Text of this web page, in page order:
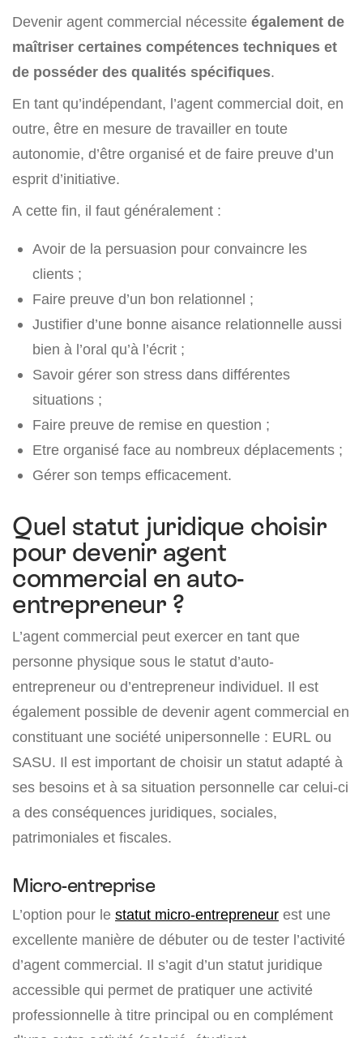
Devenir agent commercial nécessite également de
maîtriser certaines compétences techniques et
de posséder des qualités spécifiques.
En tant qu’indépendant, l’agent commercial doit, en
outre, être en mesure de travailler en toute
autonomie, d’être organisé et de faire preuve d’un
esprit d’initiative.
A cette fin, il faut généralement :
Avoir de la persuasion pour convaincre les
clients ;
Faire preuve d’un bon relationnel ;
Justifier d’une bonne aisance relationnelle aussi
bien à l’oral qu’à l’écrit ;
Savoir gérer son stress dans différentes
situations ;
Faire preuve de remise en question ;
Etre organisé face au nombreux déplacements ;
Gérer son temps efficacement.
Quel statut juridique choisir
pour devenir agent
commercial en auto-
entrepreneur ?
L’agent commercial peut exercer en tant que
personne physique sous le statut d’auto-
entrepreneur ou d’entrepreneur individuel. Il est
également possible de devenir agent commercial en
constituant une société unipersonnelle : EURL ou
SASU. Il est important de choisir un statut adapté à
ses besoins et à sa situation personnelle car celui-ci
a des conséquences juridiques, sociales,
patrimoniales et fiscales.
Micro-entreprise
L’option pour le statut micro-entrepreneur est une
excellente manière de débuter ou de tester l’activité
d’agent commercial. Il s’agit d’un statut juridique
accessible qui permet de pratiquer une activité
professionnelle à titre principal ou en complément